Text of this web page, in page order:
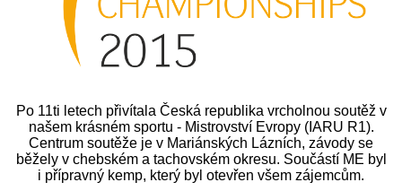
Po 11ti letech přivítala Česká republika vrcholnou soutěž v
našem krásném sportu - Mistrovství Evropy (IARU R1).
Centrum soutěže je v Mariánských Lázních, závody se
běžely v chebském a tachovském okresu. Součástí ME byl
i přípravný kemp, který byl otevřen všem zájemcům.